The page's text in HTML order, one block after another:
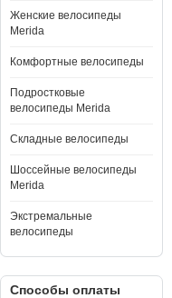
Женские велосипеды
Merida
Комфортные велосипеды
Подростковые
велосипеды Merida
Складные велосипеды
Шоссейные велосипеды
Merida
Экстремальные
велосипеды
Способы оплаты